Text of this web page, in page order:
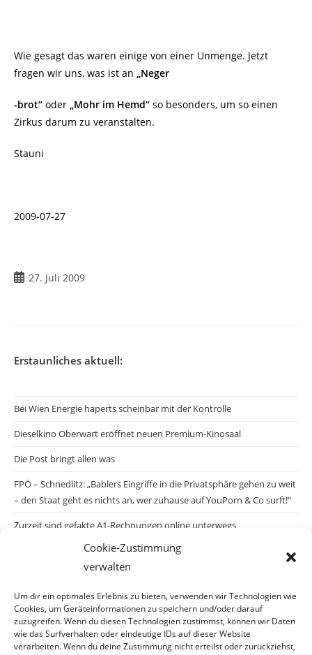
Cookie-Zustimmung
verwalten
Um dir ein optimales Erlebnis zu bieten, verwenden wir Technologien wie
Cookies, um Geräteinformationen zu speichern und/oder darauf
zuzugreifen. Wenn du diesen Technologien zustimmst, können wir Daten
wie das Surfverhalten oder eindeutige IDs auf dieser Website
verarbeiten. Wenn du deine Zustimmung nicht erteilst oder zurückziehst,
Wie gesagt das waren einige von einer Unmenge. Jetzt
fragen wir uns, was ist an „Neger
-brot“ oder „Mohr im Hemd“ so besonders, um so einen
Zirkus darum zu veranstalten.
Stauni
2009-07-27
Beitrag
27. Juli 2009
Erstaunliches aktuell:
Bei Wien Energie haperts scheinbar mit der Kontrolle
Dieselkino Oberwart eröffnet neuen Premium-Kinosaal
Die Post bringt allen was
FPÖ – Schnedlitz: „Bablers Eingriffe in die Privatsphäre gehen zu weit
– den Staat geht es nichts an, wer zuhause auf YouPorn & Co surft!“
Zurzeit sind gefakte A1-Rechnungen online unterwegs
Salzburgs Juden und ihre Sicherheit: „Erst nach einem Anschlag wäre
die Gefahr endlich konkret!“
Biologisches Wunder in Ceuta
Ein vermeintliches Abschiebemärchen